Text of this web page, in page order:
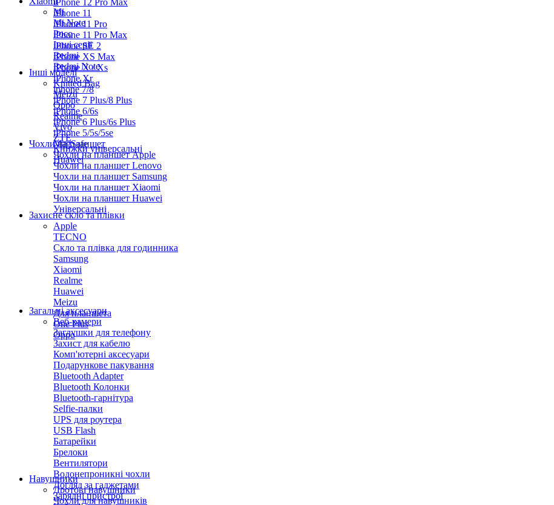
iPhone 12 Pro Max
iPhone 11
iPhone 11 Pro
iPhone 11 Pro Max
iPhone SE 2
iPhone XS Max
iPhone X / Xs
iPhone Xr
iphone 7/8
iPhone 7 Plus/8 Plus
iPhone 6/6s
iPhone 6 Plus/6s Plus
iPhone 5/5s/5se
MagSafe
Mi
Mi Note
Poco
Інші серії
Redmi
Redmi Note
Інші моделі
Knitted Bag
Meizu
Oppo
Realme
Vivo
ZTE
Книжки універсальні
Huawei
Чохли на планшет
Чохли на планшет Apple
Чохли на планшет Lenovo
Чохли на планшет Samsung
Чохли на планшет Xiaomi
Чохли на планшет Huawei
Універсальні
Захисне скло та плівки
Apple
TECNO
Скло та плівка для годинника
Samsung
Xiaomi
Realme
Huawei
Meizu
Для планшета
One Plus
Oppo
Загальні аксесуари
Веб-камери
Заглушки для телефону
Захист для кабелю
Комп'ютерні аксесуари
Подарункове пакування
Bluetooth Adapter
Bluetooth Колонки
Bluetooth-гарнітура
Selfie-палки
UPS для роутера
USB Flash
Батарейки
Брелоки
Вентилятори
Водонепроникні чохли
Догляд за гаджетами
Зарядні пристрої
Навушники
Дротові навушники
Чохли для навушників